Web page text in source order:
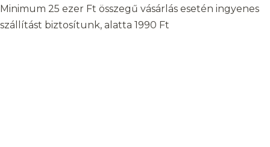
Minimum 25 ezer Ft összegű vásárlás esetén ingyenes
szállítást biztosítunk, alatta 1990 Ft